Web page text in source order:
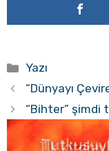
Kategoriler
Yazı
“Dünyayı
“Bihter” şimdi